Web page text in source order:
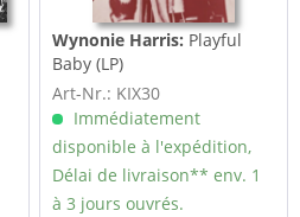
Wynonie Harris: Playful
Baby (LP)
Art-Nr.: KIX30
Immédiatement
disponible à l'expédition,
Délai de livraison** env. 1
à 3 jours ouvrés.